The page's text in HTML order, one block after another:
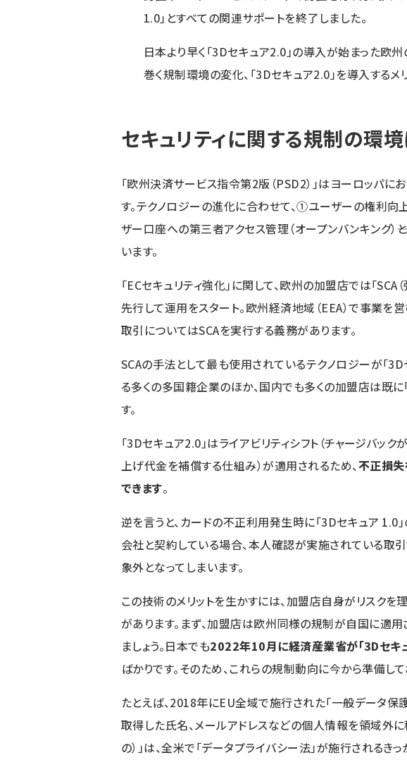
1.0」とすべての関連サポートを終了しました。
日本より早く「3Dセキュア2.0」の導入が始まった欧
巻く規制環境の変化、「3Dセキュア2.0」を導入するメ
セキュリティに関する規制の環
「欧州決済サービス指令第2版（PSD2）」はヨーロッパ
す。テクノロジーの進化に合わせて、①ユーザーの権利
ザー口座への第三者アクセス管理（オープンバンキング）
います。
「ECセキュリティ強化」に関して、欧州の加盟店では「
先行して運用をスタート。欧州経済地域（EEA）で事業を
取引についてはSCAを実行する義務があります。
SCAの手法として最も使用されているテクノロジーが「
る多くの多国籍企業のほか、国内でも多くの加盟店は既に
す。
「3Dセキュア2.0」はライアビリティシフト（チャージバッ
上げ代金を補償する仕組み）が適用されるため、不正損失
できます。
逆を言うと、カードの不正利用発生時に「3Dセキュア 1.0
会社と契約している場合、本人確認が実施されている取
象外となってしまいます。
この技術のメリットを生かすには、加盟店自身がリスク
があります。まず、加盟店は欧州同様の規制が自国に適
ましょう。日本でも2022年10月に経済産業省が「3Dセキ
ばかりです。そのため、これらの規制動向に今から準備して
たとえば、2018年にEU全域で施行された「一般データ保
取得した氏名、メールアドレスなどの個人情報を領域外
の）」は、全米で「データプライバシー法」が施行されるき